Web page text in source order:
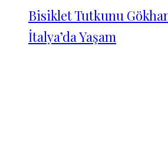
Bisiklet Tutkunu
İtalya’da Yaşam